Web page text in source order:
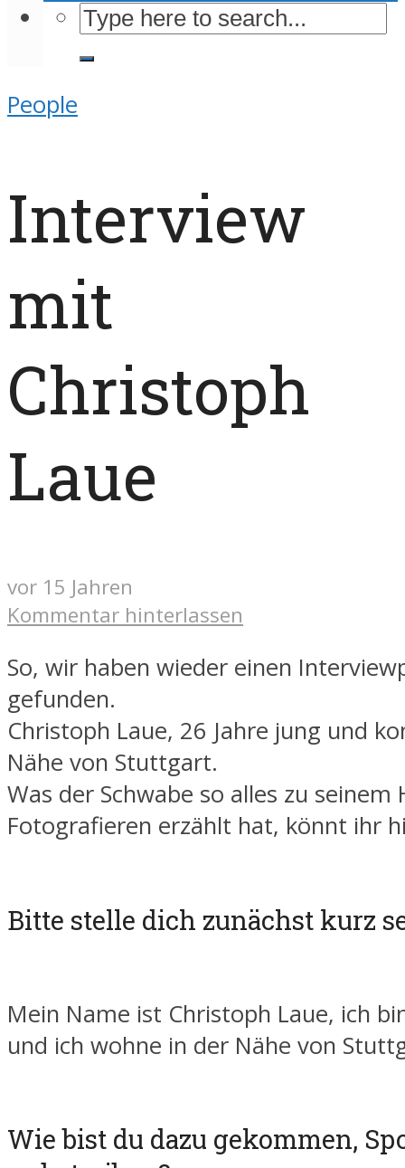
People
Interview
mit
Christoph
Laue
vor 15 Jahren
Kommentar hinterlassen
So, wir haben wieder einen
gefunden.
Christoph Laue, 26 Jahre jung und
Nähe von Stuttgart.
Was der Schwabe so alles zu seinem
Fotografieren erzählt hat, könnt ihr
Bitte stelle dich zunächst kurz
Mein Name ist Christoph Laue, ich
und ich wohne in der Nähe von
Wie bist du dazu gekommen,